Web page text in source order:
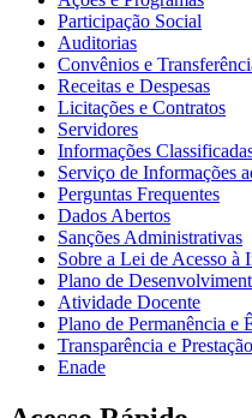
Participação Social
Auditorias
Convênios e
Receitas e Despesas
Licitações e Contratos
Servidores
Informações
Serviço de Informações
Perguntas Frequentes
Dados Abertos
Sanções Administrativas
Sobre a Lei de Acesso à
Plano de
Atividade Docente
Plano de Permanência e
Transparência e
Enade